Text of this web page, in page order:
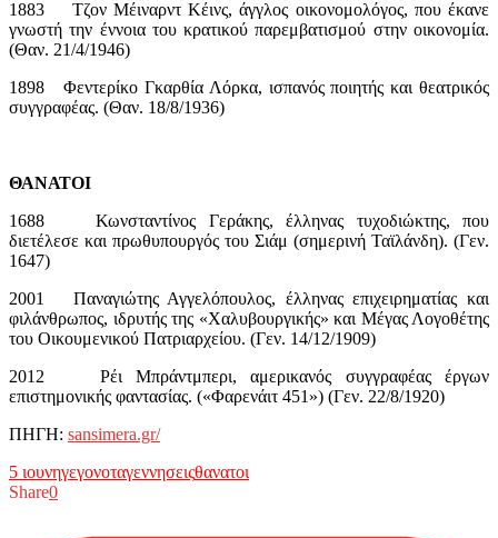
1883 Τζον Μέιναρντ Κέινς, άγγλος οικονομολόγος, που έκανε
γνωστή την έννοια του κρατικού παρεμβατισμού στην οικονομία.
(Θαν. 21/4/1946)
1898 Φεντερίκο Γκαρθία Λόρκα, ισπανός ποιητής και θεατρικός
συγγραφέας. (Θαν. 18/8/1936)
ΘΑΝΑΤΟΙ
1688 Κωνσταντίνος Γεράκης, έλληνας τυχοδιώκτης, που
διετέλεσε και πρωθυπουργός του Σιάμ (σημερινή Ταϊλάνδη). (Γεν.
1647)
2001 Παναγιώτης Αγγελόπουλος, έλληνας επιχειρηματίας και
φιλάνθρωπος, ιδρυτής της «Χαλυβουργικής» και Μέγας Λογοθέτης
του Οικουμενικού Πατριαρχείου. (Γεν. 14/12/1909)
2012 Ρέι Μπράντμπερι, αμερικανός συγγραφέας έργων
επιστημονικής φαντασίας. («Φαρενάιτ 451») (Γεν. 22/8/1920)
ΠΗΓΗ: sansimera.gr/
5 ιουνηγεγονοταγεννησειςθανατοι
Share0